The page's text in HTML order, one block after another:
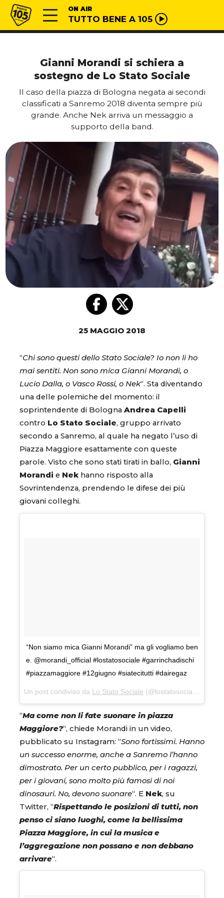
Vai al contenuto
Radio 105 ON AIR
TUTTO BENE A 105
Gianni Morandi si schiera a
sostegno de Lo Stato Sociale
Il caso della piazza di Bologna negata ai secondi
classificati a Sanremo 2018 diventa sempre più
grande. Anche Nek arriva un messaggio a
supporto della band.
25 MAGGIO 2018
“Chi sono questi dello Stato Sociale? Io non li ho
mai sentiti. Non sono mica Gianni Morandi, o
Lucio Dalla, o Vasco Rossi, o Nek“. Sta diventando
una delle polemiche del momento: il
soprintendente di Bologna Andrea Capelli
contro Lo Stato Sociale, gruppo arrivato
secondo a Sanremo, al quale ha negato l’uso di
Piazza Maggiore esattamente con queste
parole. Visto che sono stati tirati in ballo, Gianni
Morandi e Nekhanno risposto alla
Sovrintendenza, prendendo le difese dei più
giovani colleghi.
“Non siamo mica Gianni Morandi” ma gli vogliamo ben
e. @morandi_official #lostatosociale #garrinchadischi
#piazzamaggiore #12giugno #siatecitutti #dairegaz
Un post condiviso da Lo Stato Sociale (@lostatosociale) in data:
“Ma come non li fate suonare in piazza
Maggiore?“, chiede Morandi in un video,
pubblicato su Instagram: “Sono fortissimi. Hanno
un successo enorme, anche a Sanremo l’hanno
dimostrato. Per un certo pubblico, per i ragazzi,
per i giovani, sono molto più famosi di noi
dinosauri. No, devono suonare“. E Nek, su
Twitter, “Rispettando le posizioni di tutti, non
penso ci siano luoghi, come la bellissima
Piazza Maggiore, in cui la musica e
l’aggregazione non possano e non debbano
arrivare“.